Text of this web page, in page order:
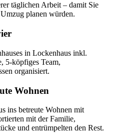
täglichen Arbeit – damit Sie
Umzug planen würden.
in Lockenhaus inkl.
5-köpfiges Team,
organisiert.
Wohnen
ins betreute Wohnen mit
mit der Familie,
und entrümpelten den Rest.